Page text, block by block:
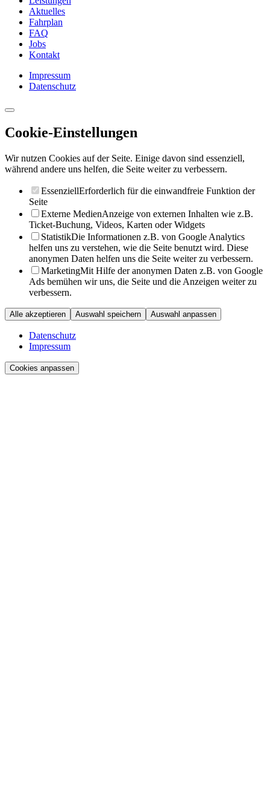
Aktuelles
Fahrplan
FAQ
Jobs
Kontakt
Impressum
Datenschutz
Cookie-Einstellungen
Wir nutzen Cookies auf der Seite. Einige davon sind essenziell,
während andere uns helfen, die Seite weiter zu verbessern.
EssenziellErforderlich für die einwandfreie Funktion der
Seite
Externe MedienAnzeige von externen Inhalten wie z.B.
Ticket-Buchung, Videos, Karten oder Widgets
StatistikDie Informationen z.B. von Google Analytics
helfen uns zu verstehen, wie die Seite benutzt wird. Diese
anonymen Daten helfen uns die Seite weiter zu verbessern.
MarketingMit Hilfe der anonymen Daten z.B. von Google
Ads bemühen wir uns, die Seite und die Anzeigen weiter zu
verbessern.
Alle akzeptieren Auswahl speichern Auswahl anpassen
Datenschutz
Impressum
Cookies anpassen